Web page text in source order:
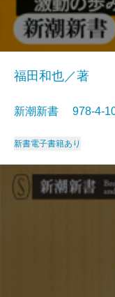
福田和也／著
新潮新書 978-4-
新書電子書籍あり